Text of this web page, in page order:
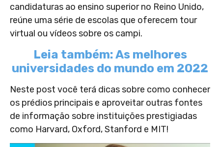
candidaturas ao ensino superior no Reino Unido,
reúne uma série de escolas que oferecem tour
virtual ou vídeos sobre os campi.
Leia também: As melhores
universidades do mundo em 2022
Neste post você terá dicas sobre como conhecer
os prédios principais e aproveitar outras fontes
de informação sobre instituições prestigiadas
como Harvard, Oxford, Stanford e MIT!